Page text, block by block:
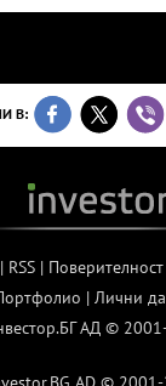
В:
| RSS| Поверителност
| Лични
АД ©